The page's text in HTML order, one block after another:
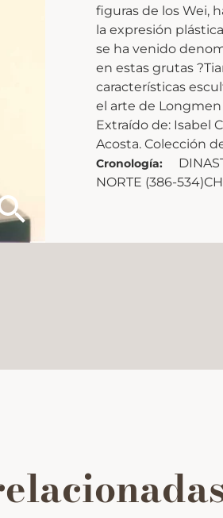
figuras de los Wei,
la expresión
se ha venido
en estas grutas
características
el arte de Longmen
Extraído de: Isabel
Acosta. Colección
Cronología:
NORTE (386-